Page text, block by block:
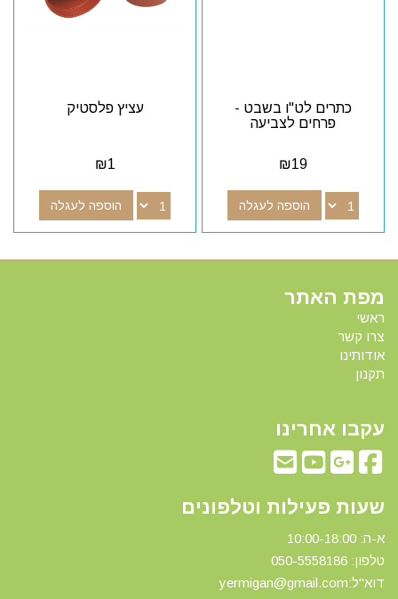
כתרים לט"ו בשבט -
פרחים לצביעה
₪19
הוספה לעגלה
עציץ פלסטיק
₪1
הוספה לעגלה
מפת האתר
ראשי
צרו קשר
אודותינו
תקנון
עקבו אחרינו
שעות פעילות וטלפונים
א-ה: 10:00-18:00
טלפון: 0 50-5558186
דוא"ל:yermigan@gmail.com